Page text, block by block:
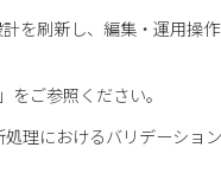
を刷新し、編集・運用操
ご参照ください。
理におけるバリデーショ